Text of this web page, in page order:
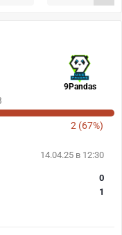
9Pandas
2 (67%)
14.04.25 в 12:30
0
1